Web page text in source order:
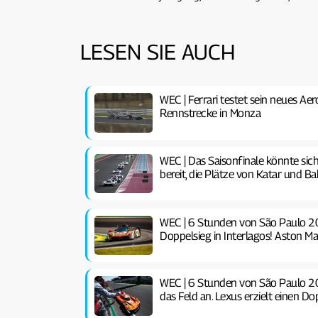
LESEN SIE AUCH
WEC | Ferrari testet sein neues
Rennstrecke in Monza
WEC | Das Saisonfinale könnte
bereit, die Plätze von Katar und
WEC | 6 Stunden von São Paulo
Doppelsieg in Interlagos! Aston
WEC | 6 Stunden von São Paulo
das Feld an. Lexus erzielt einen